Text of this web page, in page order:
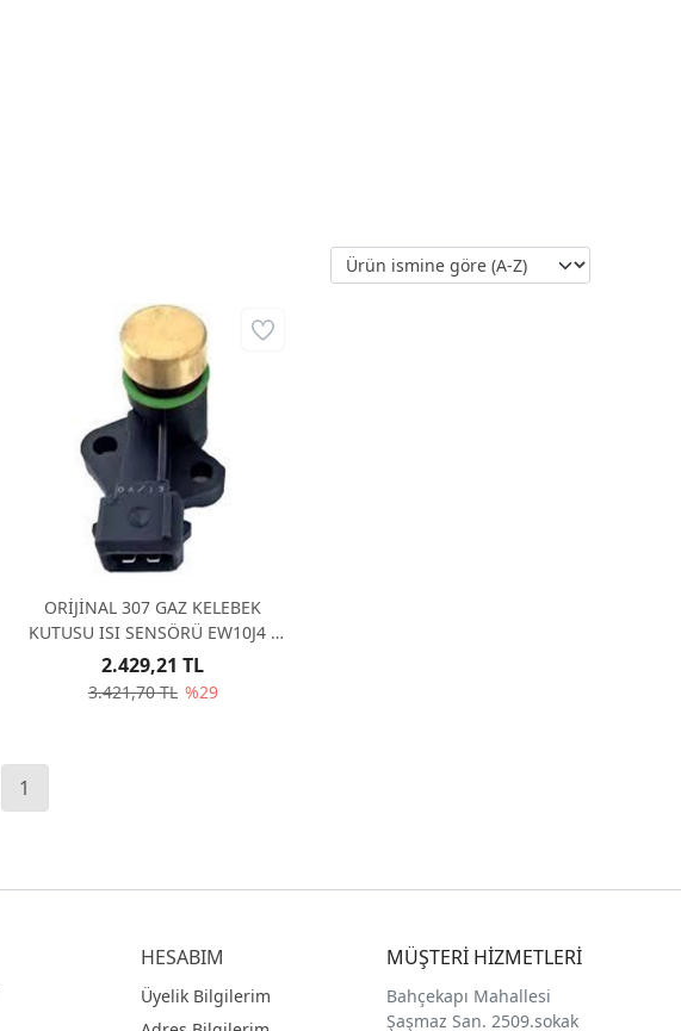
ORİJİNAL 307 GAZ KELEBEK
KUTUSU ISI SENSÖRÜ EW10J4 -
EW10J4S 1920Y8
3.421,70 TL %29
2.429,21 TL
1
HESABIM
Üyelik Bilgilerim
MÜŞTERİ HİZMETLERİ
Bahçekapı Mahallesi
Şaşmaz San. 2509.sokak